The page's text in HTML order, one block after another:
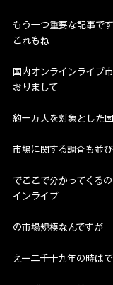
もう一つ重要な記事で
これもね
国内オンラインライブ
おりまして
約一万人を対象とした
市場に関する調査も並
でここで分かってくる
インライブ
の市場規模なんですが
えー二千十九年の時は